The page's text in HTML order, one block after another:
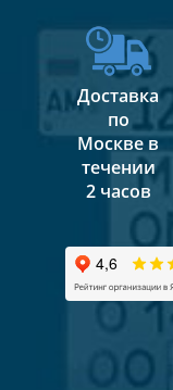
Доставка
по
Москве в
течении
2 часов